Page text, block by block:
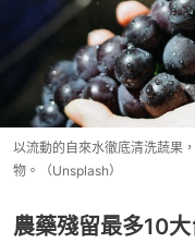
以流動的自來水徹底清洗蔬果
物。（Unsplash）
農藥殘留最多10